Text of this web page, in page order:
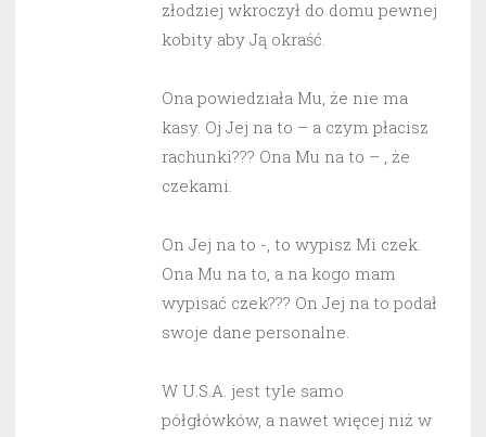
złodziej wkroczył do domu pewnej
kobity aby Ją okraść.
Ona powiedziała Mu, że nie ma
kasy. Oj Jej na to – a czym płacisz
rachunki??? Ona Mu na to – , że
czekami.
On Jej na to -, to wypisz Mi czek.
Ona Mu na to, a na kogo mam
wypisać czek??? On Jej na to podał
swoje dane personalne.
W U.S.A. jest tyle samo
półgłówków, a nawet więcej niż w